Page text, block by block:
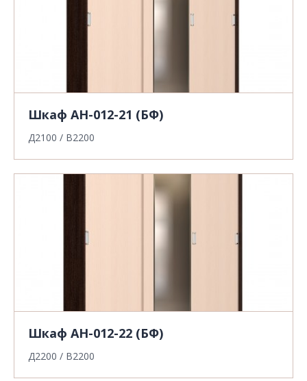
Шкаф АН-012-21 (БФ)
Д2100 / В2200
Шкаф АН-012-22 (БФ)
Д2200 / В2200